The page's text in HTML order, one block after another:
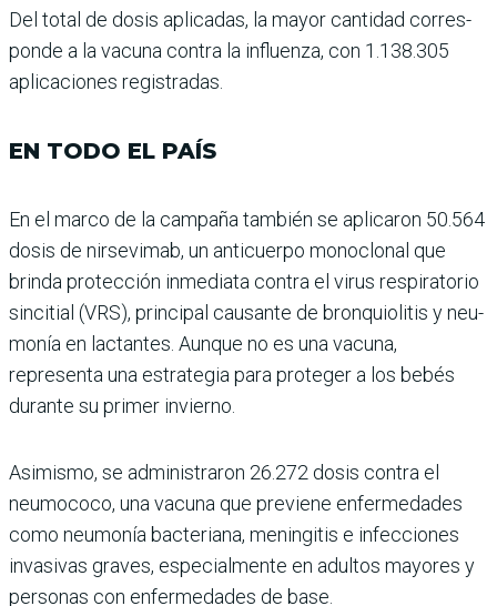
Del total de dosis aplicadas, la mayor cantidad corres­
ponde a la vacuna contra la influenza, con 1.138.305
apli­caciones registradas.
EN TODO EL PAÍS
En el marco de la campaña también se aplicaron 50.564
dosis de nirsevimab, un anticuerpo monoclonal que
brinda protección inmediata contra el virus respiratorio
sincitial (VRS), principal cau­sante de bronquiolitis y neu­
monía en lactantes. Aunque no es una vacuna,
representa una estrategia para proteger a los bebés
durante su primer invierno.
Asimismo, se administra­ron 26.272 dosis contra el
neumococo, una vacuna que previene enfermedades
como neumonía bacteriana, menin­gitis e infecciones
invasivas graves, especialmente en adultos mayores y
personas con enfermedades de base.